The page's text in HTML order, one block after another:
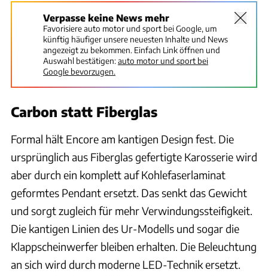
Verpasse keine News mehr
Favorisiere auto motor und sport bei Google, um
künftig häufiger unsere neuesten Inhalte und News
angezeigt zu bekommen. Einfach Link öffnen und
Auswahl bestätigen:auto motor und sport bei
Google bevorzugen.
Carbon statt Fiberglas
Formal hält Encore am kantigen Design fest. Die
ursprünglich aus Fiberglas gefertigte Karosserie wird
aber durch ein komplett auf Kohlefaserlaminat
geformtes Pendant ersetzt. Das senkt das Gewicht
und sorgt zugleich für mehr Verwindungssteifigkeit.
Die kantigen Linien des Ur-Modells und sogar die
Klappscheinwerfer bleiben erhalten. Die Beleuchtung
an sich wird durch moderne LED-Technik ersetzt.